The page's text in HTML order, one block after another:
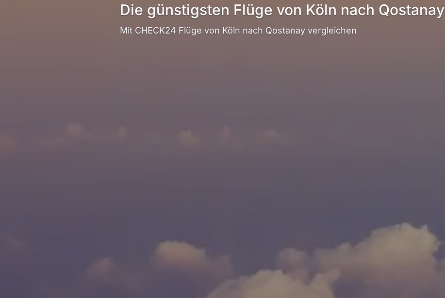
Die günstigsten Flüge von Köln nach Qostanay
Mit CHECK24 Flüge von Köln nach Qostanay vergleichen